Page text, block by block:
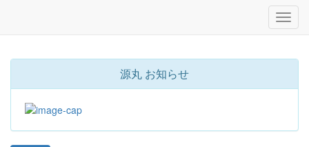
源丸 お知らせ